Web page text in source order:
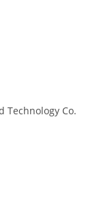
Technology Co.